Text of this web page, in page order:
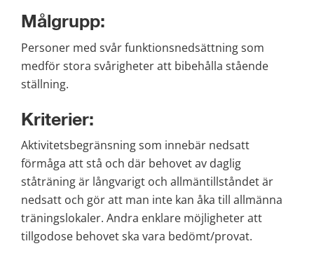
Målgrupp:
Personer med svår funktionsnedsättning som
medför stora svårigheter att bibehålla stående
ställning.
Kriterier:
Aktivitetsbegränsning som innebär nedsatt
förmåga att stå och där behovet av daglig
ståträning är långvarigt och allmäntillståndet är
nedsatt och gör att man inte kan åka till allmänna
träningslokaler. Andra enklare möjligheter att
tillgodose behovet ska vara bedömt/provat.